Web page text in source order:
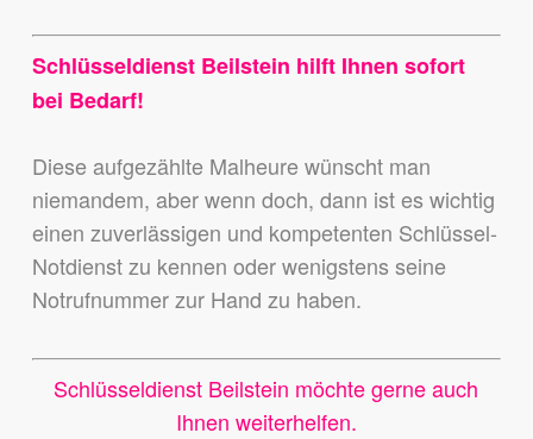
Schlüsseldienst Beilstein hilft Ihnen sofort
bei Bedarf!
Diese aufgezählte Malheure wünscht man
niemandem, aber wenn doch, dann ist es wichtig
einen zuverlässigen und kompetenten Schlüssel-
Notdienst zu kennen oder wenigstens seine
Notrufnummer zur Hand zu haben.
Schlüsseldienst Beilstein möchte gerne auch
Ihnen weiterhelfen.